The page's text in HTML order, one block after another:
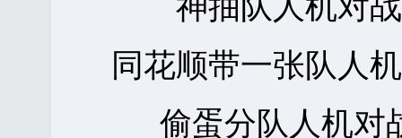
神抽队人机对
同花顺带一张队人
偷蛋分队人机对